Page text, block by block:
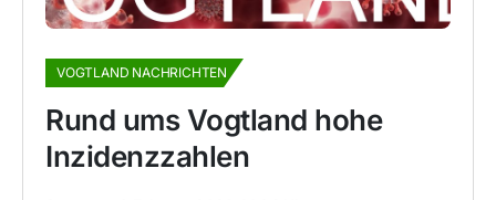
VOGTLAND NACHRICHTEN
Rund ums Vogtland hohe
Inzidenzzahlen